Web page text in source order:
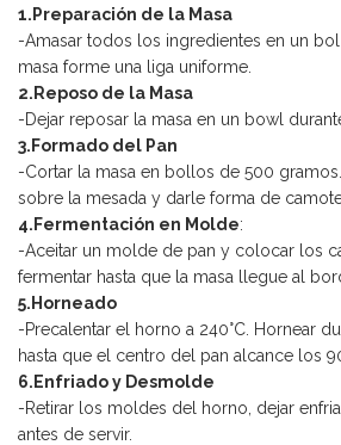
1.Preparación de la Masa
-Amasar todos los ingredientes en un
masa forme una liga uniforme.
2.Reposo de la Masa
-Dejar reposar la masa en un bowl
3.Formado del Pan
-Cortar la masa en bollos de 500
sobre la mesada y darle forma de
4.Fermentación en Molde:
-Aceitar un molde de pan y colocar los
fermentar hasta que la masa llegue al
5.Horneado
-Precalentar el horno a 240°C. Hornear
hasta que el centro del pan alcance los
6.Enfriado y Desmolde
-Retirar los moldes del horno, dejar
antes de servir.